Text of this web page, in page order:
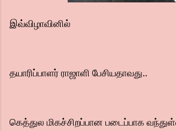
இவ்விழாவினில்
தயாரிப்பாளர் ராஜாளி பேசியதாவது..
கெத்துல மிகச்சிறப்பான படைப்பாக